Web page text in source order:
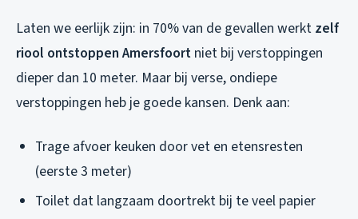
Laten we eerlijk zijn: in 70% van de gevallen werkt zelf
riool ontstoppen Amersfoort niet bij verstoppingen
dieper dan 10 meter. Maar bij verse, ondiepe
verstoppingen heb je goede kansen. Denk aan:
Trage afvoer keuken door vet en etensresten
(eerste 3 meter)
Toilet dat langzaam doortrekt bij te veel papier